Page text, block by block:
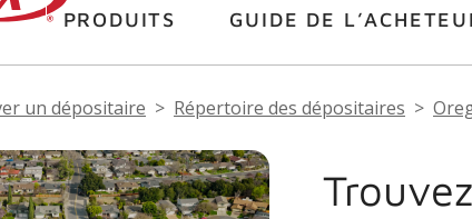
PRODUITS GUIDE DE
un dépositaire Répertoire des dépositaires